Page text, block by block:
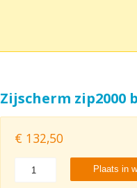
Zijscherm zip2000
€ 132,50
Plaats in